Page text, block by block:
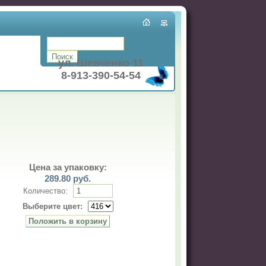
ул. Шевченко 11
8-913-390-54-54
Цена за упаковку:
289.80 руб.
Количество:
Выберите цвет: